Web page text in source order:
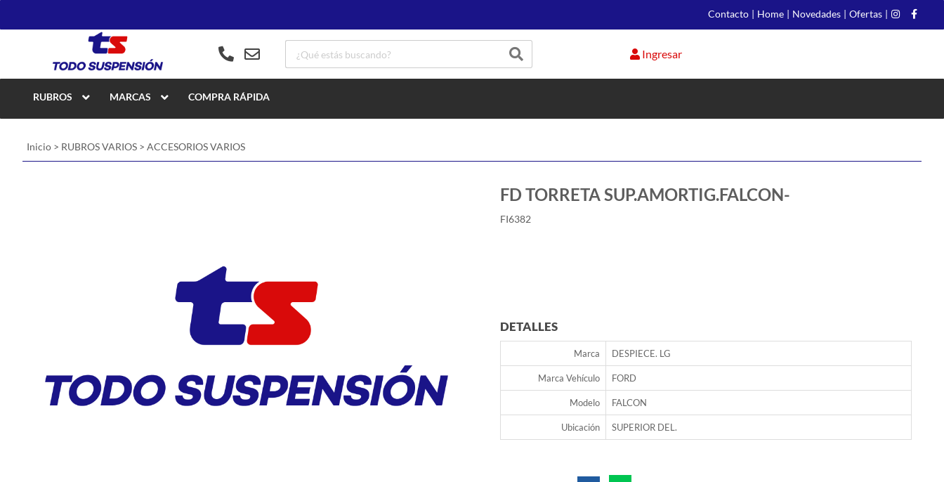
Contacto | Home | Novedades | Ofertas |
Ingresar
RUBROS MARCAS COMPRA RÁPIDA
Inicio > RUBROS VARIOS > ACCESORIOS VARIOS
FD TORRETA SUP.AMORTIG.FALCON-
FI6382
DETALLES
Marca DESPIECE. LG
Marca Vehículo FORD
Modelo FALCON
Ubicación SUPERIOR DEL.